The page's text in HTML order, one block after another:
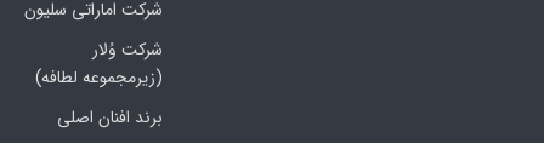
شرکت اماراتی سلیون
شرکت وُلار
(زیرمجموعه لطافه)
برند افنان اصلی